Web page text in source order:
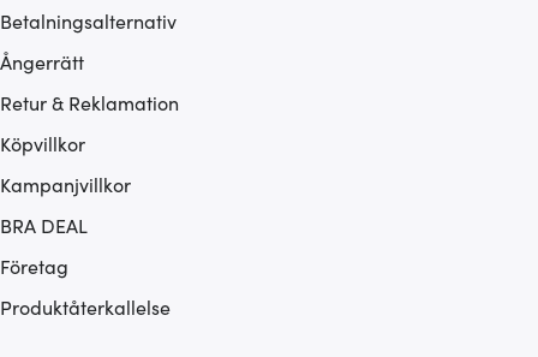
Betalningsalternativ
Ångerrätt
Retur & Reklamation
Köpvillkor
Kampanjvillkor
BRA DEAL
Företag
Produktåterkallelse